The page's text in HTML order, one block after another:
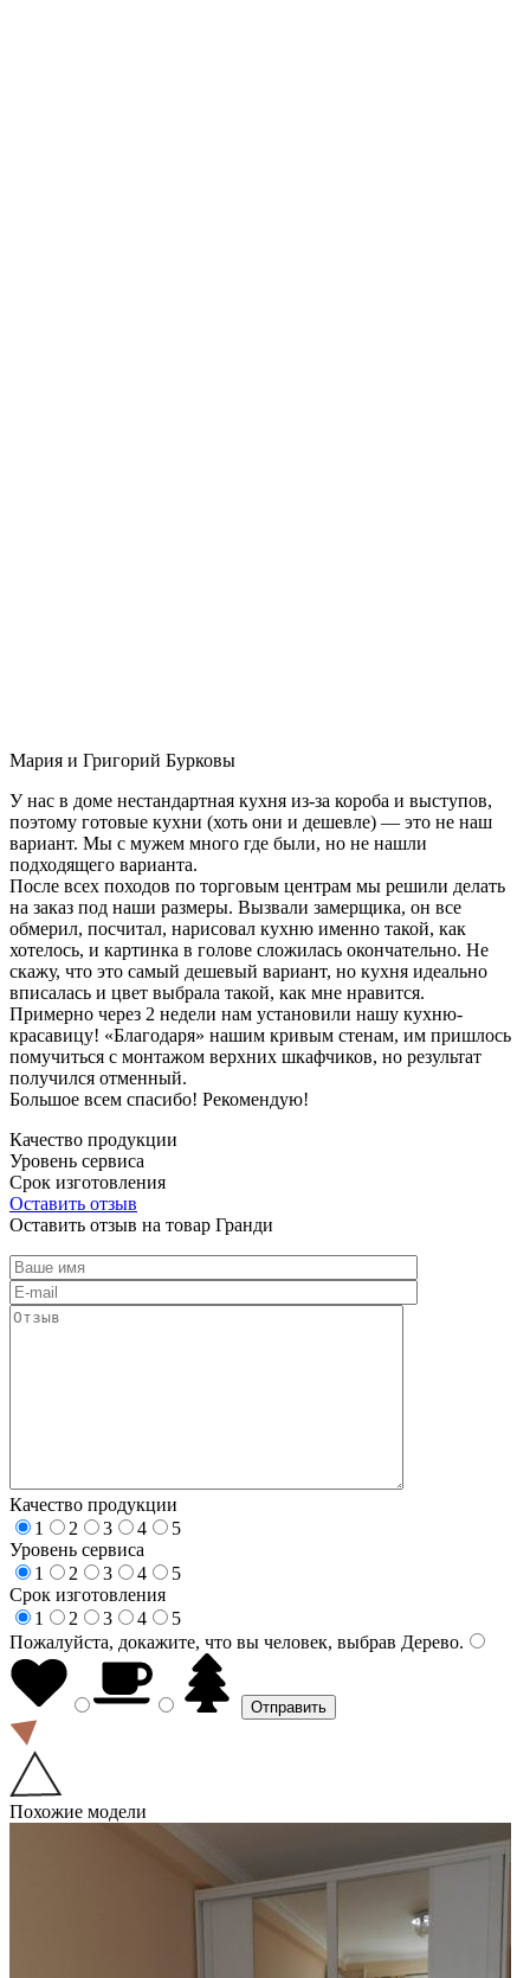
Мария и Григорий Бурковы
У нас в доме нестандартная кухня из-за короба и выступов,
поэтому готовые кухни (хоть они и дешевле) — это не наш
вариант. Мы с мужем много где были, но не нашли
подходящего варианта.
После всех походов по торговым центрам мы решили делать
на заказ под наши размеры. Вызвали замерщика, он все
обмерил, посчитал, нарисовал кухню именно такой, как
хотелось, и картинка в голове сложилась окончательно. Не
скажу, что это самый дешевый вариант, но кухня идеально
вписалась и цвет выбрала такой, как мне нравится.
Примерно через 2 недели нам установили нашу кухню-
красавицу! «Благодаря» нашим кривым стенам, им пришлось
помучиться с монтажом верхних шкафчиков, но результат
получился отменный.
Большое всем спасибо! Рекомендую!
Качество продукции
Уровень сервиса
Срок изготовления
Оставить отзыв
Оставить отзыв на товар Гранди
Качество продукции
1
2 3 4
5
Уровень сервиса
1
2 3 4
5
Срок изготовления
1
2 3 4
5
Пожалуйста, докажите, что вы человек, выбрав Дерево.
Похожие модели